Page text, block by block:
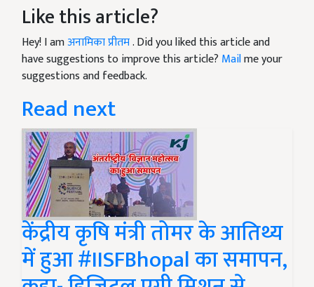
Like this article?
Hey! I amअनामिका प्रीतम. Did you liked this article and
have suggestions to improve this article? Mailme your
suggestions and feedback.
Read next
केंद्रीय कृषि मंत्री तोमर के आतिथ्य
में हुआ #IISFBhopal का समापन,